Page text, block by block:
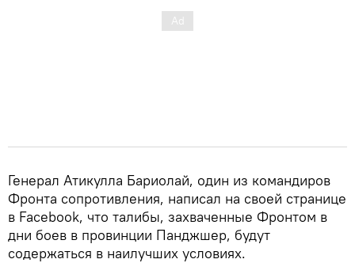
Генерал Атикулла Бариолай, один из командиров
Фронта сопротивления, написал на своей странице
в Facebook, что талибы, захваченные Фронтом в
дни боев в провинции Панджшер, будут
содержаться в наилучших условиях.